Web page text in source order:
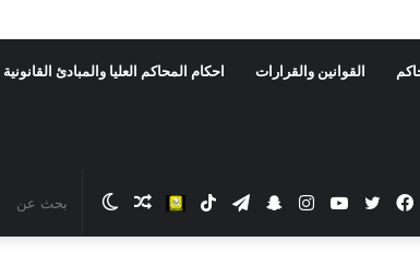
القوانين والقرارات احكام المحاكم العليا والمبادئ القانونية
الوضعمقالسنابTikTokتيلقرامسناب
انستقراميوتيوبتويتر
فيسبوك